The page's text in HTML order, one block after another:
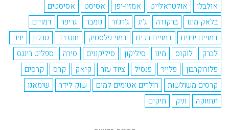
אולבלו
אולטראלייט אמזון-יפן אסיסט
אסיסטים
בלאק מינו
ברקודה ג'יג ג'רג'ור גומבר גריפר
דמויים
דמויים יפנים
דמויים רכים דמוי פלסטיק חוט בד טרכון
יפני
לברק
לוקוס מינו סיליקון סיליקונים סירה
ספליט רינגס
פלורוקרבון
פלייר פנסיל ציוד עזר קיאק קרס
קרסים
קרסים משולשות
רולרים אטומים למים שוק לידר
שימאנו
תחזוקה
תיק תיקים